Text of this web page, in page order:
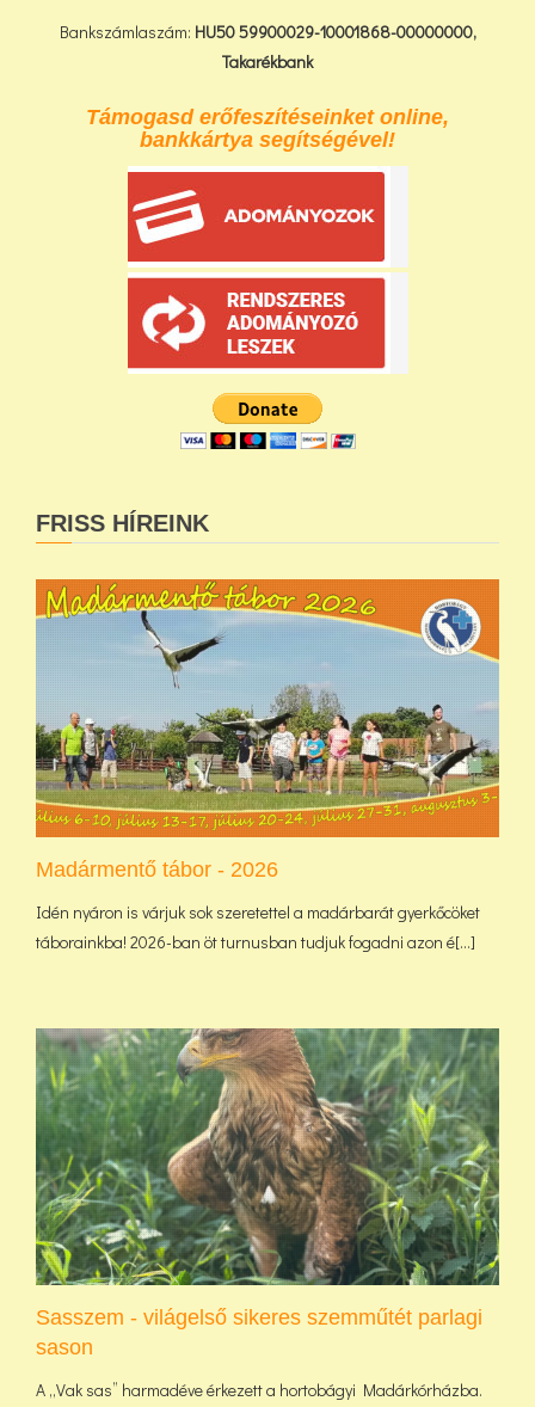
Bankszámlaszám: HU50 59900029-10001868-00000000,
Takarékbank
Támogasd erőfeszítéseinket online,
bankkártya segítségével!
FRISS HÍREINK
Madármentő tábor - 2026
Idén nyáron is várjuk sok szeretettel a madárbarát gyerkőcöket
táborainkba! 2026-ban öt turnusban tudjuk fogadni azon é[...]
Sasszem - világelső sikeres szemműtét parlagi
sason
A „Vak sas” harmadéve érkezett a hortobágyi Madárkórházba.